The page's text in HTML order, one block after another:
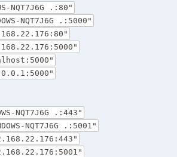
.:80"
.:5000"
.:443"
NQT7J6G .:5001"